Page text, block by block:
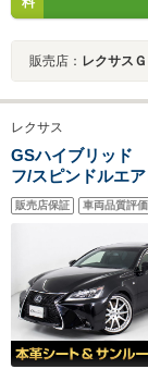
販売店： レクサスＧＳ
レクサス
GSハイブリッド
フ/スピンドルエ
ズ/プリクラッシ
ートハイビーム/
販売店保証 車両品質評